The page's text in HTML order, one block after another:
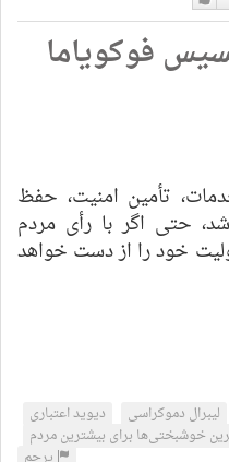
دوست
دارم
فوکویاما
تأمین امنیت، حفظ
حتی اگر با رأی مردم
خود را از دست خواهد
لیبرال دموکراسی
دیوید اعتباری
خوشبختی‌ها برای بیشترین مردم